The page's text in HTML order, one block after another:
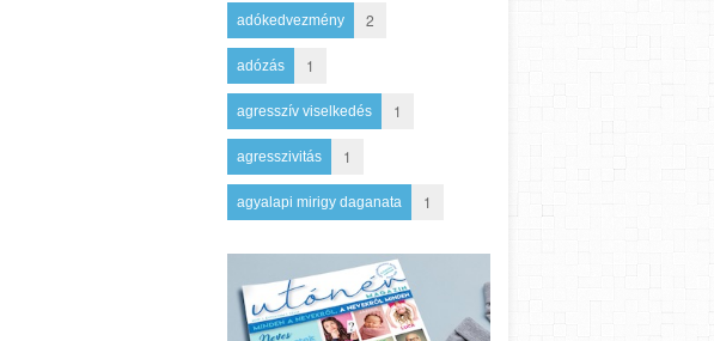
adókedvezmény 2
adózás 1
agresszív viselkedés 1
agresszivitás 1
agyalapi mirigy daganata 1